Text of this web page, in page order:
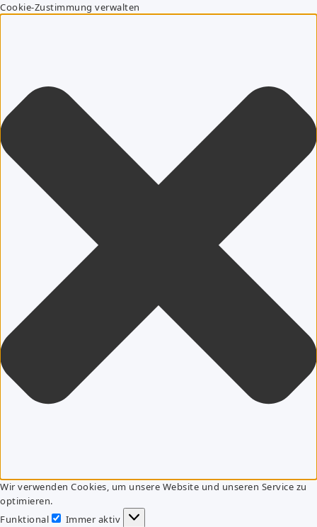
Cookie-Zustimmung verwalten
Wir verwenden Cookies, um unsere Website und unseren Service zu
optimieren.
Funktional
Immer aktiv